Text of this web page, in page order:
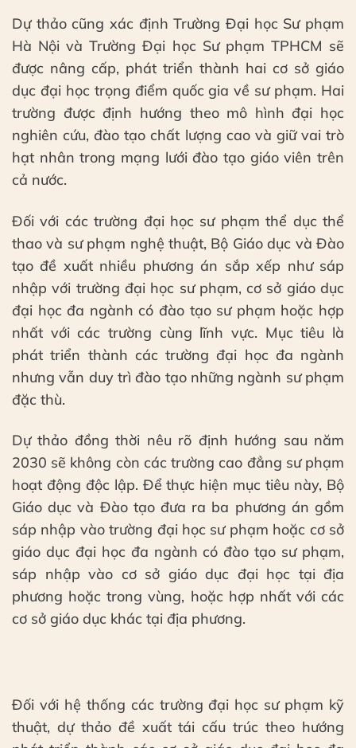
Dự thảo cũng xác định Trường Đại học Sư phạm
Hà Nội và Trường Đại học Sư phạm TPHCM sẽ
được nâng cấp, phát triển thành hai cơ sở giáo
dục đại học trọng điểm quốc gia về sư phạm. Hai
trường được định hướng theo mô hình đại học
nghiên cứu, đào tạo chất lượng cao và giữ vai trò
hạt nhân trong mạng lưới đào tạo giáo viên trên
cả nước.
Đối với các trường đại học sư phạm thể dục thể
thao và sư phạm nghệ thuật, Bộ Giáo dục và Đào
tạo đề xuất nhiều phương án sắp xếp như sáp
nhập với trường đại học sư phạm, cơ sở giáo dục
đại học đa ngành có đào tạo sư phạm hoặc hợp
nhất với các trường cùng lĩnh vực. Mục tiêu là
phát triển thành các trường đại học đa ngành
nhưng vẫn duy trì đào tạo những ngành sư phạm
đặc thù.
Dự thảo đồng thời nêu rõ định hướng sau năm
2030 sẽ không còn các trường cao đẳng sư phạm
hoạt động độc lập. Để thực hiện mục tiêu này, Bộ
Giáo dục và Đào tạo đưa ra ba phương án gồm
sáp nhập vào trường đại học sư phạm hoặc cơ sở
giáo dục đại học đa ngành có đào tạo sư phạm,
sáp nhập vào cơ sở giáo dục đại học tại địa
phương hoặc trong vùng, hoặc hợp nhất với các
cơ sở giáo dục khác tại địa phương.
Đối với hệ thống các trường đại học sư phạm kỹ
thuật, dự thảo đề xuất tái cấu trúc theo hướng